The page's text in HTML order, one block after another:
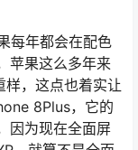
每年都会在配色
苹果这么多年来
样，这点也着实让
8Plus，它的
因为现在全面屏